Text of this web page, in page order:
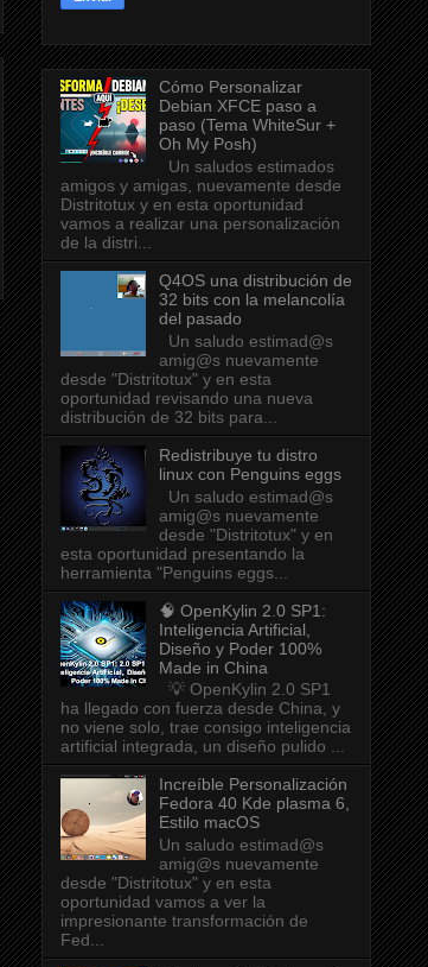
Cómo Personalizar
Debian XFCE paso a
paso (Tema WhiteSur +
Oh My Posh)
Un saludos estimados
amigos y amigas, nuevamente desde
Distritotux y en esta oportunidad
vamos a realizar una personalización
de la distri...
Q4OS una distribución de
32 bits con la melancolía
del pasado
Un saludo estimad@s
amig@s nuevamente
desde "Distritotux" y en esta
oportunidad revisando una nueva
distribución de 32 bits para...
Redistribuye tu distro
linux con Penguins eggs
Un saludo estimad@s
amig@s nuevamente
desde "Distritotux" y en
esta oportunidad presentando la
herramienta "Penguins eggs...
🧠 OpenKylin 2.0 SP1:
Inteligencia Artificial,
Diseño y Poder 100%
Made in China
💡 OpenKylin 2.0 SP1
ha llegado con fuerza desde China, y
no viene solo, trae consigo inteligencia
artificial integrada, un diseño pulido ...
Increíble Personalización
Fedora 40 Kde plasma 6,
Estilo macOS
Un saludo estimad@s
amig@s nuevamente
desde "Distritotux" y en esta
oportunidad vamos a ver la
impresionante transformación de
Fed...